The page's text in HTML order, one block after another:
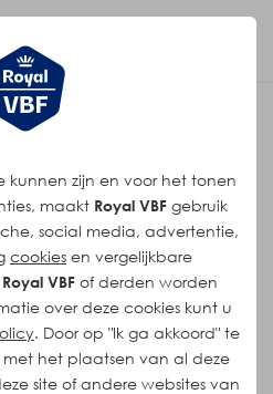
kunnen zijn en voor het tonen
maakt Royal VBFgebruik
social media, advertentie,
cookies en vergelijkbare
Royal VBF of derden worden
over deze cookies kunt u
. Door op "Ik ga akkoord" te
het plaatsen van al deze
site of andere websites van
dag is
waarom ik hier
werk."